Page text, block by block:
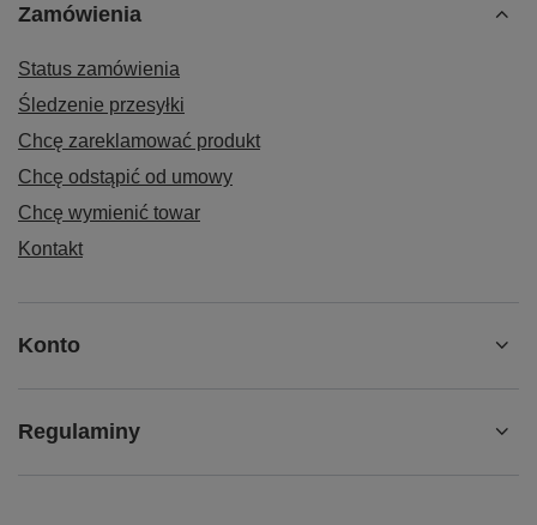
Zamówienia
Status zamówienia
Śledzenie przesyłki
Chcę zareklamować produkt
Chcę odstąpić od umowy
Chcę wymienić towar
Kontakt
Konto
Regulaminy